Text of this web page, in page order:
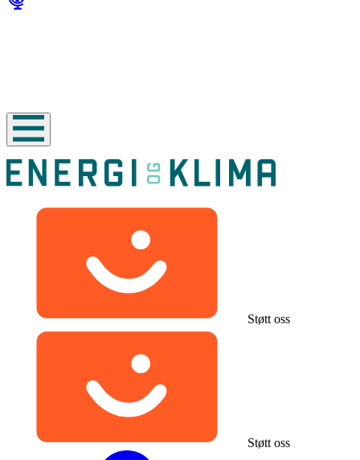
Støtt oss
Støtt oss